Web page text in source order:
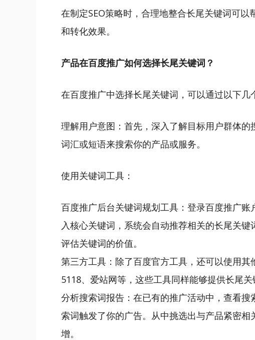
在制定SEO策略时，合理地整合长尾关键词可
和转化效果。
产品在百度推广如何选择长尾关键词？
在百度推广中选择长尾关键词，可以通过以下几
理解用户意图：首先，深入了解目标用户群体
词汇或短语来搜索你的产品或服务。
使用关键词工具：
百度推广后台关键词规划工具：登录百度推广
入核心关键词，系统会自动推荐相关的长尾关
评估关键词的价值。
第三方工具：除了百度官方工具，还可以使用其
5118、爱站网等，这些工具同样能够提供长尾关
分析搜索词报告：在已有的推广活动中，查看
索词触发了你的广告。从中挑选出与产品紧密
增。